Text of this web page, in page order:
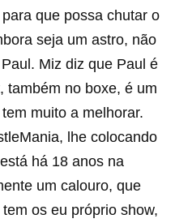
que possa chutar o
seja um astro, não
Miz diz que Paul é
também no boxe, é um
muito a melhorar.
lhe colocando
há 18 anos na
um calouro, que
os eu próprio show,